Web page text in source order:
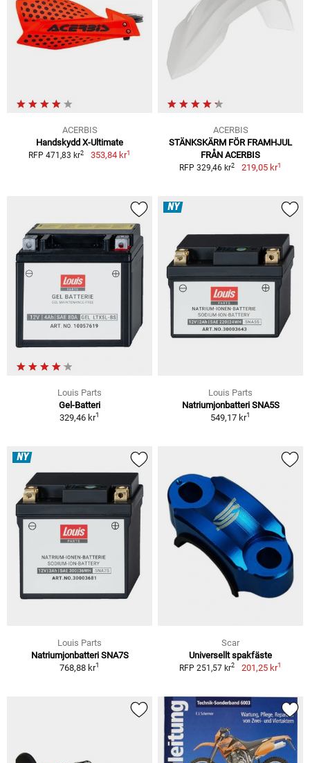
ACERBIS
Handskydd X-Ultimate
RFP 471,83 kr2 353,84 kr1
ACERBIS
STÄNKSKÄRM FÖR FRAMHJUL
FRÅN ACERBIS
RFP 329,46 kr2 219,05 kr1
Louis Parts
Gel-Batteri
329,46 kr1
NY
Louis Parts
Natriumjonbatteri SNA5S
549,17 kr1
NY
Louis Parts
Natriumjonbatteri SNA7S
768,88 kr1
Scar
Universellt spakfäste
RFP 251,57 kr2 201,25 kr1